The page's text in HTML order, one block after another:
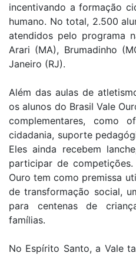
incentivando a formação
humano. No total, 2.500
atendidos pelo programa
Arari (MA), Brumadinho
Janeiro (RJ).
Além das aulas de
os alunos do Brasil Vale
complementares, como
cidadania, suporte
Eles ainda recebem
participar de
Ouro tem como premissa
de transformação social,
para centenas de
famílias.
No Espírito Santo, a Vale